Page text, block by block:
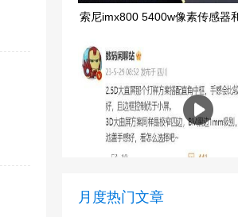
索尼imx800 5400w像素传感器
月度热门文章